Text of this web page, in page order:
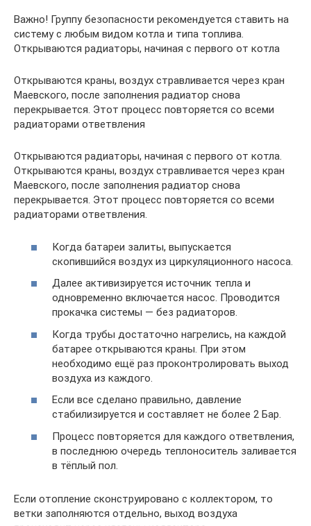
Важно! Группу безопасности рекомендуется ставить на
систему с любым видом котла и типа топлива.
Открываются радиаторы, начиная с первого от котла
Открываются краны, воздух стравливается через кран
Маевского, после заполнения радиатор снова
перекрывается. Этот процесс повторяется со всеми
радиаторами ответвления
Открываются радиаторы, начиная с первого от котла.
Открываются краны, воздух стравливается через кран
Маевского, после заполнения радиатор снова
перекрывается. Этот процесс повторяется со всеми
радиаторами ответвления.
Когда батареи залиты, выпускается
скопившийся воздух из циркуляционного насоса.
Далее активизируется источник тепла и
одновременно включается насос. Проводится
прокачка системы — без радиаторов.
Когда трубы достаточно нагрелись, на каждой
батарее открываются краны. При этом
необходимо ещё раз проконтролировать выход
воздуха из каждого.
Если все сделано правильно, давление
стабилизируется и составляет не более 2 Бар.
Процесс повторяется для каждого ответвления,
в последнюю очередь теплоноситель заливается
в тёплый пол.
Если отопление сконструировано с коллектором, то
ветки заполняются отдельно, выход воздуха